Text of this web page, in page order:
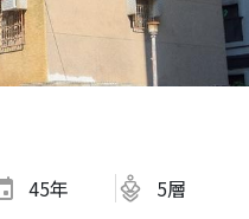
45年 5層